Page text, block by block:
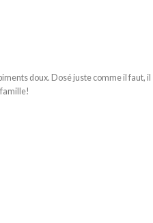
doux. Dosé juste comme il faut, il